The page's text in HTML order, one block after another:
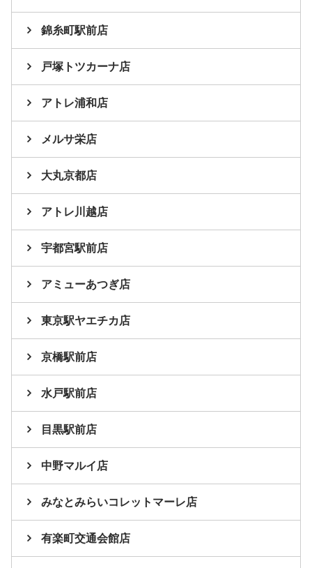
錦糸町駅前店
戸塚トツカーナ店
アトレ浦和店
メルサ栄店
大丸京都店
アトレ川越店
宇都宮駅前店
アミューあつぎ店
東京駅ヤエチカ店
京橋駅前店
水戸駅前店
目黒駅前店
中野マルイ店
みなとみらいコレットマーレ店
有楽町交通会館店